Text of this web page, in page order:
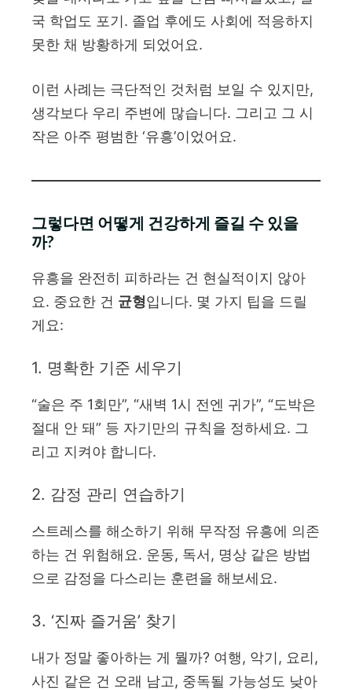
국 학업도 포기. 졸업 후에도 사회에 적응하지
못한 채 방황하게 되었어요.
이런 사례는 극단적인 것처럼 보일 수 있지만,
생각보다 우리 주변에 많습니다. 그리고 그 시
작은 아주 평범한 ‘유흥’이었어요.
그렇다면 어떻게 건강하게 즐길 수 있을
까?
유흥을 완전히 피하라는 건 현실적이지 않아
요. 중요한 건 균형입니다. 몇 가지 팁을 드릴
게요:
1. 명확한 기준 세우기
“술은 주 1회만”, “새벽 1시 전엔 귀가”, “도박은
절대 안 돼” 등 자기만의 규칙을 정하세요. 그
리고 지켜야 합니다.
2. 감정 관리 연습하기
스트레스를 해소하기 위해 무작정 유흥에 의존
하는 건 위험해요. 운동, 독서, 명상 같은 방법
으로 감정을 다스리는 훈련을 해보세요.
3. ‘진짜 즐거움’ 찾기
내가 정말 좋아하는 게 뭘까? 여행, 악기, 요리,
사진 같은 건 오래 남고, 중독될 가능성도 낮아